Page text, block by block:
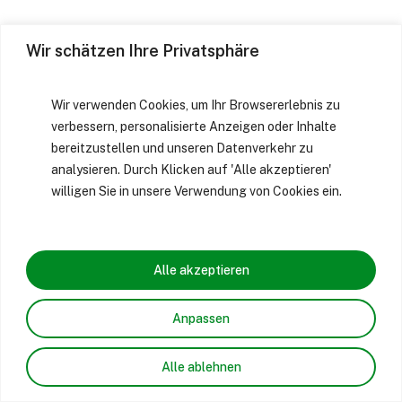
Wir schätzen Ihre Privatsphäre
Wir verwenden Cookies, um Ihr Browsererlebnis zu
verbessern, personalisierte Anzeigen oder Inhalte
bereitzustellen und unseren Datenverkehr zu
analysieren. Durch Klicken auf 'Alle akzeptieren'
willigen Sie in unsere Verwendung von Cookies ein.
Anpassen
Alle ablehnen
Alle akzeptieren